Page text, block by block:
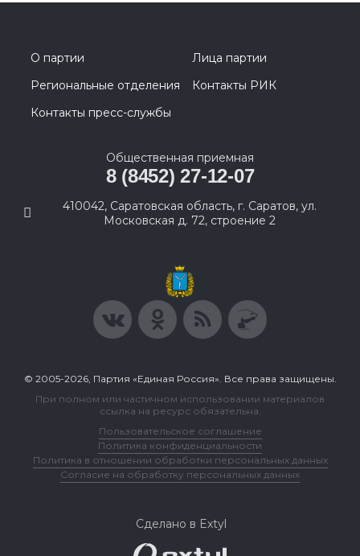
О партии
Лица партии
Региональные отделения
Контакты РИК
Контакты пресс-службы
Общественная приемная
8 (8452) 27-12-07
410042, Саратовская область, г. Саратов, ул.
Московская д. 72, строение 2
© 2005-2026, Партия «Единая Россия». Все права защищены.
При полном или частичном использовании материалов
ссылка на ресурс обязательна.
Пользовательское соглашение
Политика конфиденциальности
Политика в отношении обработки персональных данных
Согласие на обработку персональных данных
Сделано в Extyl